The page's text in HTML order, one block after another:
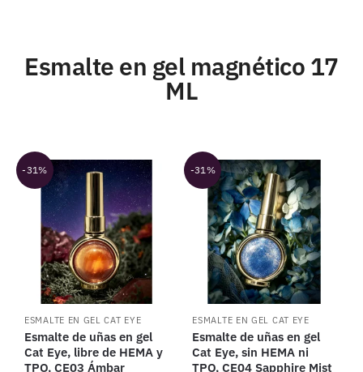
Esmalte en gel magnético 17
ML
-31%
ESMALTE EN GEL CAT EYE
Esmalte de uñas en gel
Cat Eye, libre de HEMA y
TPO, CE03 Ámbar
-31%
ESMALTE EN GEL CAT EYE
Esmalte de uñas en gel
Cat Eye, sin HEMA ni
TPO, CE04 Sapphire Mist